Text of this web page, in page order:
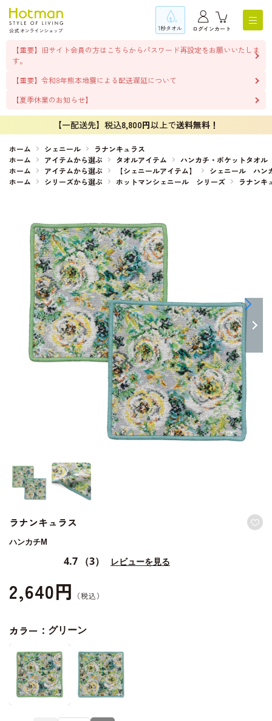
1秒タオル ログインカート
【重要】旧サイト会員の方はこちらからパスワード再設定をお願いいたしま
す。
【重要】令和8年熊本地震による配送遅延について
【夏季休業のお知らせ】
【一配送先】税込8,800円以上で送料無料！
ホーム シェニール
ラナンキュラス
ホーム
アイテムから選ぶ タオルアイテム
ハンカチ・ポケットタオル
ホーム
アイテムから選ぶ 【シェニールアイテム】
シェニール ハン
ホーム
シリーズから選ぶ ホットマンシェニール シリーズ ラナンキ
ラナンキュラス
ハンカチM
4.7 （3） レビューを見る
2,640円
カラー： グリーン